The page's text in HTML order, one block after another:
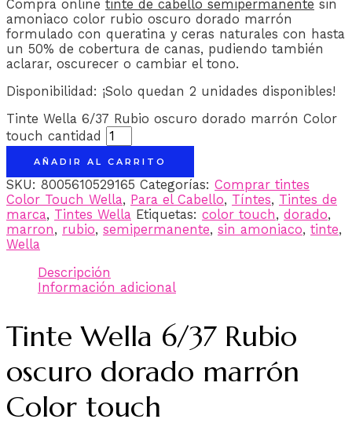
Compra online tinte de cabello semipermanente sin
amoniaco color rubio oscuro dorado marrón
formulado con queratina y ceras naturales con hasta
un 50% de cobertura de canas, pudiendo también
aclarar, oscurecer o cambiar el tono.
Disponibilidad: ¡Solo quedan 2 unidades disponibles!
Tinte Wella 6/37 Rubio oscuro dorado marrón Color
touch cantidad
AÑADIR AL CARRITO
SKU: 8005610529165 Categorías: Comprar tintes
Color Touch Wella, Para el Cabello, Tíntes, Tintes de
marca, Tintes Wella Etiquetas: color touch, dorado,
marron, rubio, semipermanente, sin amoniaco, tinte,
Wella
Descripción
Información adicional
Tinte Wella 6/37 Rubio
oscuro dorado marrón
Color touch